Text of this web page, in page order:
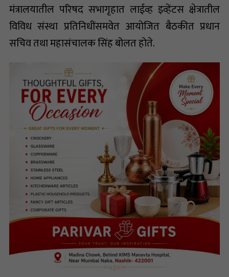
मंत्रालयातील परिषद सभागृहात लाईव्ह इव्हेंटस क्षेत्रातील
विविध संस्था प्रतिनिधींसमवेत आयोजित बैठकीत प्रधान
सचिव तथा महासंचालक सिंह बोलत होते.